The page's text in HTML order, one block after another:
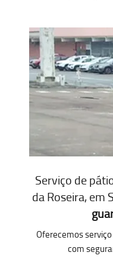
Serviço de
da Roseira, em
Oferecemos
com